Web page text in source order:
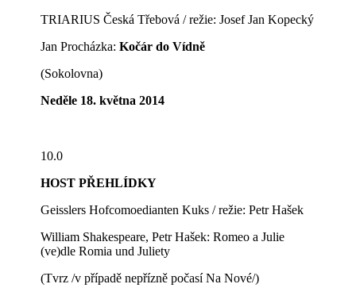
TRIARIUS Česká Třebová / režie: Josef Jan Kopecký
Jan Procházka:Kočár do Vídně
(Sokolovna)
Neděle 18. května 2014
10.0
HOST PŘEHLÍDKY
Geisslers Hofcomoedianten Kuks / režie: Petr Hašek
William Shakespeare, Petr Hašek: Romeo a Julie
(ve)dle Romia und Juliety
(Tvrz /v případě nepřízně počasí Na Nové/)